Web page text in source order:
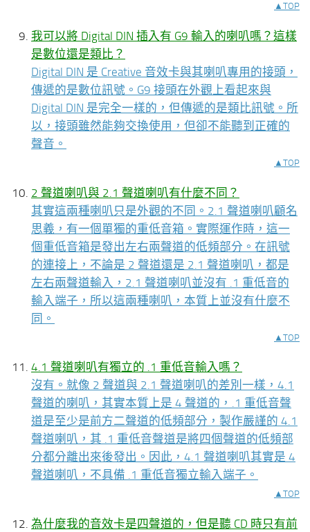
▲TOP
我可以將 Digital DIN 插入有 G9 輸入的喇叭嗎？這樣
是數位還是類比？
Digital DIN 是 Creative 音效卡與其喇叭專用的接頭，
傳遞的是數位訊號。G9 接頭在外觀上看起來與
Digital DIN 是完全一樣的，但傳遞的是類比訊號。所
以，接頭雖然能夠交換使用，但卻不能聽到正確的
聲音。
▲TOP
2 聲道喇叭與 2.1 聲道喇叭有什麼不同？
其實這兩種喇叭只是外觀的不同。2.1 聲道喇叭顧名
思義，有一個單獨的重低音箱。實際運作時，這一
個重低音箱是發出左右兩聲道的低頻部分。在訊號
的連接上，不論是 2 聲道還是 2.1 聲道喇叭，都是
左右兩聲道輸入，2.1 聲道喇叭並沒有 .1 重低音的
輸入端子，所以這兩種喇叭，本質上並沒有什麼不
同。
▲TOP
4.1 聲道喇叭有獨立的 .1 重低音輸入嗎？
沒有。就像 2 聲道與 2.1 聲道喇叭的差別一樣，4.1
聲道的喇叭，其實本質上是 4 聲道的，.1 重低音聲
道是至少是前方二聲道的低頻部分，製作嚴謹的 4.1
聲道喇叭，其 .1 重低音聲道是將四個聲道的低頻部
分都分離出來後發出。因此，4.1 聲道喇叭其實是 4
聲道喇叭，不具備 .1 重低音獨立輸入端子。
▲TOP
為什麼我的音效卡是四聲道的，但是聽 CD 時只有前